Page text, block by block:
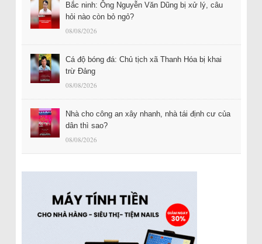
Bắc ninh: Ông Nguyễn Văn Dũng bị xử lý, câu
hỏi nào còn bỏ ngỏ?
08/08/2026
Cá độ bóng đá: Chủ tịch xã Thanh Hóa bị khai
trừ Đảng
08/08/2026
Nhà cho công an xây nhanh, nhà tái định cư của
dân thì sao?
08/08/2026